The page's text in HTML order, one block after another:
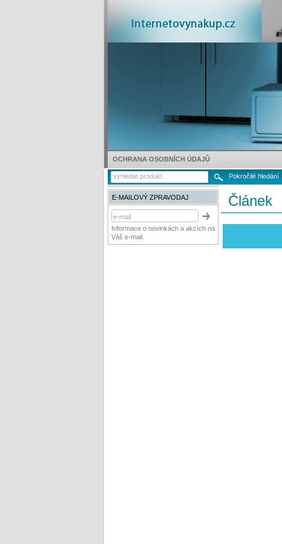
Článek
E-MAILOVÝ ZPRAVODAJ
Informace o novinkách a akcích na
Váš e-mail.
Pokročilé hledání
OCHRANA OSOBNÍCH ÚDAJŮ